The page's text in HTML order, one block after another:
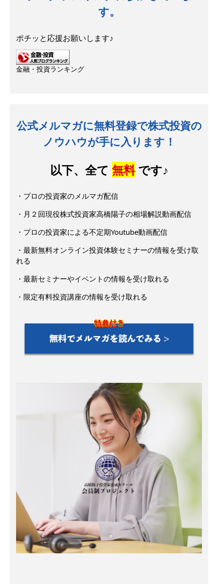
す。
ポチッと応援お願いします♪
金融・投資ランキング
公式メルマガに無料登録で株式投資の
ノウハウが手に入ります！
以下、全て 無料です♪
・プロの投資家のメルマガ配信
・月２回現役株式投資家高橋陽子の相場解説動画配信
・プロの投資家による不定期Youtube動画配信
・最新無料オンライン投資体験セミナーの情報を受け取
れる
・最新セミナーやイベントの情報を受け取れる
・限定有料投資講座の情報を受け取れる